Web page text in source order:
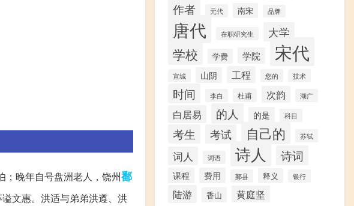
晚年自号盘洲老人，饶州鄱
文惠。洪适与弟弟洪遵、洪
作者 元代 南宋 品牌
唐代 在职研究生 大学
学校 学费 学院 宋代
宣城 山阴 工程 您的 技术
时间 李白 杜甫 次韵 湖广
白居易 的人 的是 科目
考生 考试 自己的 苏轼
词人 词语 诗人 诗词
课程 费用 鄞县 释义 银行
陆游 香山 黄庭坚